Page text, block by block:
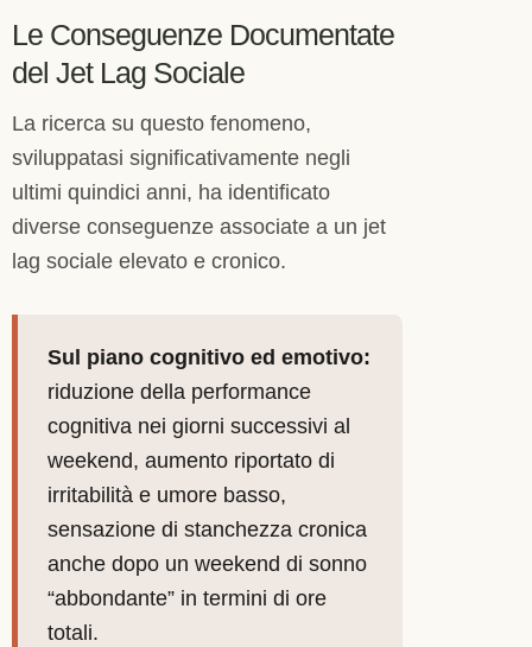
Le Conseguenze Documentate
del Jet Lag Sociale
La ricerca su questo fenomeno,
sviluppatasi significativamente negli
ultimi quindici anni, ha identificato
diverse conseguenze associate a un jet
lag sociale elevato e cronico.
Sul piano cognitivo ed emotivo:
riduzione della performance
cognitiva nei giorni successivi al
weekend, aumento riportato di
irritabilità e umore basso,
sensazione di stanchezza cronica
anche dopo un weekend di sonno
“abbondante” in termini di ore
totali.